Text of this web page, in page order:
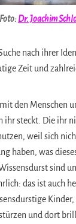
Foto:Dr. Joachim
nach ihrer
Zeit und
den Menschen
ihr steckt. Die ihr
weil sich
haben, was
sind
das ist auch
und dort